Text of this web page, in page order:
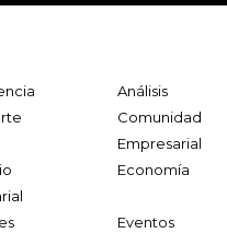
Análisis
Comunidad
Empresarial
Economía
Eventos